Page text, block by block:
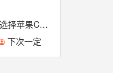
打破传统网站束缚，选择苹果CMS模板
下次一定